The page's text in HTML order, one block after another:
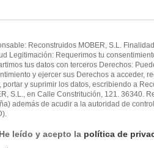
Reconstruidos MOBER, S.L.
Legitimación: Requerimos tu
tus datos con terceros Derechos:
y ejercer sus Derechos a acceder,
portar y suprimir los datos, escribiendo a
S.L., en Calle Constritución, 121. 36340.
además de acudir a la autoridad de
He leído y acepto la política de